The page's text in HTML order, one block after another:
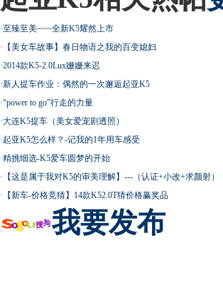
·至臻至美~~~全新K5耀然上市
· 【美女车故事】春日物语之我的百变媳妇
·2014款K5-2.0Lux姗姗来迟
·新人提车作业：偶然的一次邂逅起亚K5
·“power to go”行走的力量
·大连K5提车（美女爱宠剧透照）
·起亚K5怎么样？-记我的1年用车感受
·精挑细选-K5爱车圆梦的开始
· 【这是属于我对K5的审美理解】---（认证+小改+求颜射）
· 【新车-价格竞猜】14款K52.0T猜价格赢奖品
我要发布